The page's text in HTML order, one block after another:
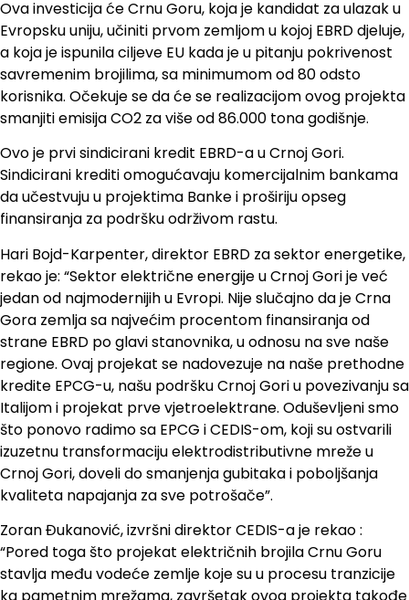
Ova investicija će Crnu Goru, koja je kandidat za ulazak u
Evropsku uniju, učiniti prvom zemljom u kojoj EBRD djeluje,
a koja je ispunila ciljeve EU kada je u pitanju pokrivenost
savremenim brojilima, sa minimumom od 80 odsto
korisnika. Očekuje se da će se realizacijom ovog projekta
smanjiti emisija CO2 za više od 86.000 tona godišnje.
Ovo je prvi sindicirani kredit EBRD-a u Crnoj Gori.
Sindicirani krediti omogućavaju komercijalnim bankama
da učestvuju u projektima Banke i proširiju opseg
finansiranja za podršku održivom rastu.
Hari Bojd-Karpenter, direktor EBRD za sektor energetike,
rekao je: “Sektor električne energije u Crnoj Gori je već
jedan od najmodernijih u Evropi. Nije slučajno da je Crna
Gora zemlja sa najvećim procentom finansiranja od
strane EBRD po glavi stanovnika, u odnosu na sve naše
regione. Ovaj projekat se nadovezuje na naše prethodne
kredite EPCG-u, našu podršku Crnoj Gori u povezivanju sa
Italijom i projekat prve vjetroelektrane. Oduševljeni smo
što ponovo radimo sa EPCG i CEDIS-om, koji su ostvarili
izuzetnu transformaciju elektrodistributivne mreže u
Crnoj Gori, doveli do smanjenja gubitaka i poboljšanja
kvaliteta napajanja za sve potrošače”.
Zoran Đukanović, izvršni direktor CEDIS-a je rekao :
“Pored toga što projekat električnih brojila Crnu Goru
stavlja među vodeće zemlje koje su u procesu tranzicije